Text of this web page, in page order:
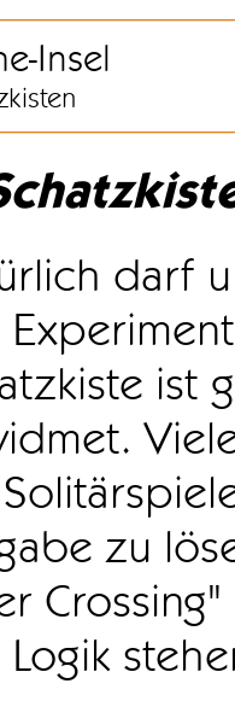
Insel
darf
ist
zu
Logik